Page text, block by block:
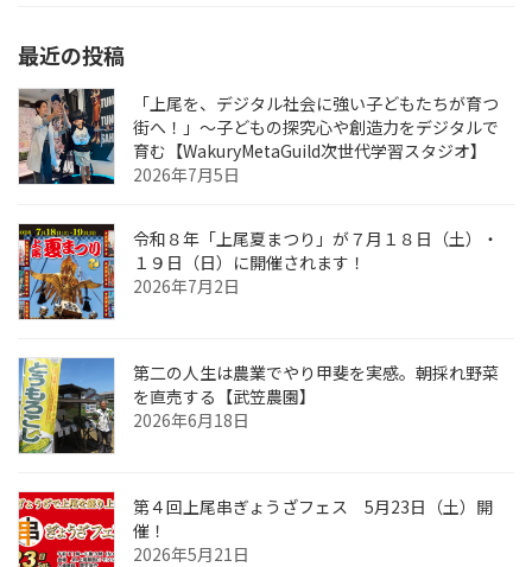
最近の投稿
「上尾を、デジタル社会に強い子どもたちが育つ
街へ！」〜子どもの探究心や創造力をデジタルで
育む【WakuryMetaGuild次世代学習スタジオ】
2026年7月5日
令和８年「上尾夏まつり」が７月１８日（土）・
１９日（日）に開催されます！
2026年7月2日
第二の人生は農業でやり甲斐を実感。朝採れ野菜
を直売する【武笠農園】
2026年6月18日
第４回上尾串ぎょうざフェス 5月23日（土）開
催！
2026年5月21日